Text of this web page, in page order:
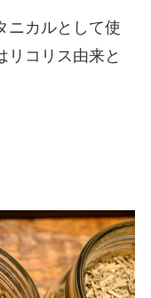
ニカルとして使
リコリス由来と